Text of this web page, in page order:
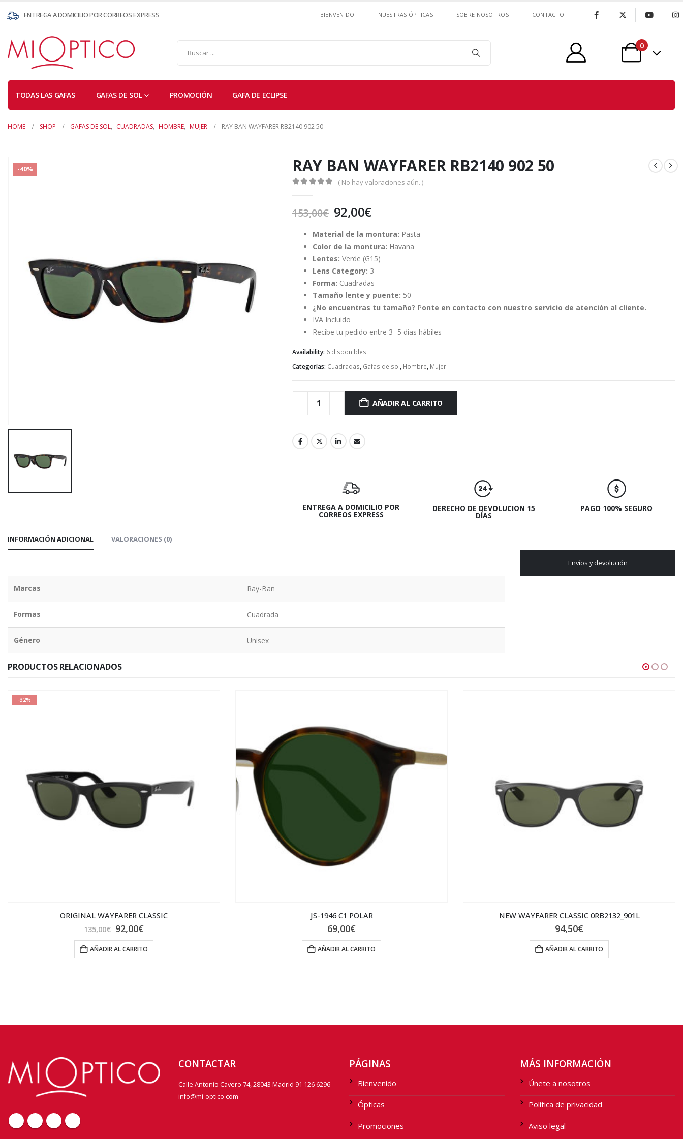
ENTREGA A DOMICILIO POR CORREOS EXPRESS BIENVENIDO NUESTRAS ÓPTICAS SOBRE NOSOTROS CONTACTO
0
TODAS LAS GAFAS GAFAS DE SOL PROMOCIÓN GAFA DE ECLIPSE
HOME SHOP GAFAS DE SOL, CUADRADAS, HOMBRE, MUJER RAY BAN WAYFARER RB2140 902 50
-40% RAY BAN WAYFARER RB2140 902 50
( No hay valoraciones aún. )
153,00€ El
precio
original
era:
153,00€.
92,00€El
actual
es:
92,00€.
Material de la montura: Pasta
Color de la montura: Havana
Lentes: Verde (G15)
Lens Category: 3
Forma: Cuadradas
Tamaño lente y puente: 50
¿No encuentras tu tamaño? Ponte en contacto con nuestro servicio de atención al cliente.
IVA Incluido
Recibe tu pedido entre 3- 5 días hábiles
Availability: 6 disponibles
Categorías: Cuadradas, Gafas de sol, Hombre, Mujer
AÑADIR AL CARRITO
ENTREGA A DOMICILIO POR
CORREOS EXPRESS
DERECHO DE DEVOLUCION 15
DÍAS
PAGO 100% SEGURO
INFORMACIÓN ADICIONAL VALORACIONES (0)
Marcas Ray-Ban
Formas Cuadrada
Género Unisex
Envíos y devolución
PRODUCTOS RELACIONADOS
JS-1946 C1 POLAR
69,00€
AÑADIR AL CARRITO
NEW WAYFARER CLASSIC 0RB2132_901L
94,50
AÑADIR AL CARRITO
JS-1946 C2 POLAR
69,00
AÑADIR AL CARRITO
CONTACTAR
Calle Antonio Cavero 74, 28043 Madrid 91 126 6296
info@mi-optico.com
PÁGINAS
Bienvenido
Ópticas
Promociones
MÁS INFORMACIÓN
Únete a nosotros
Política de privacidad
Aviso legal